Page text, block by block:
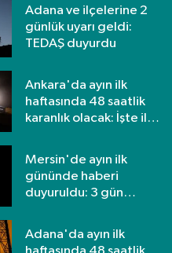
Adana ve ilçelerine 2
günlük uyarı geldi:
TEDAŞ duyurdu
Ankara'da ayın ilk
haftasında 48 saatlik
karanlık olacak: İşte ilçe
Mersin'de ayın ilk
gününde haberi
duyuruldu: 3 gün
Adana'da ayın ilk